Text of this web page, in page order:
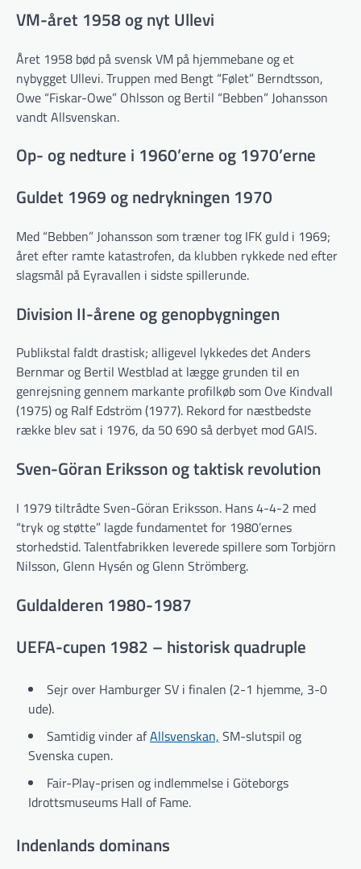
VM-året 1958 og nyt Ullevi
Året 1958 bød på svensk VM på hjemmebane og et
nybygget Ullevi. Truppen med Bengt “Følet” Berndtsson,
Owe “Fiskar-Owe” Ohlsson og Bertil “Bebben” Johansson
vandt Allsvenskan.
Op- og nedture i 1960’erne og 1970’erne
Guldet 1969 og nedrykningen 1970
Med “Bebben” Johansson som træner tog IFK guld i 1969;
året efter ramte katastrofen, da klubben rykkede ned efter
slagsmål på Eyravallen i sidste spillerunde.
Division II-årene og genopbygningen
Publikstal faldt drastisk; alligevel lykkedes det Anders
Bernmar og Bertil Westblad at lægge grunden til en
genrejsning gennem markante profilkøb som Ove Kindvall
(1975) og Ralf Edström (1977). Rekord for næstbedste
række blev sat i 1976, da 50 690 så derbyet mod GAIS.
Sven-Göran Eriksson og taktisk revolution
I 1979 tiltrådte Sven-Göran Eriksson. Hans 4-4-2 med
“tryk og støtte” lagde fundamentet for 1980’ernes
storhedstid. Talentfabrikken leverede spillere som Torbjörn
Nilsson, Glenn Hysén og Glenn Strömberg.
Guldalderen 1980-1987
UEFA-cupen 1982 – historisk quadruple
Sejr over Hamburger SV i finalen (2-1 hjemme, 3-0
ude).
Samtidig vinder afAllsvenskan, SM-slutspil og
Svenska cupen.
Fair-Play-prisen og indlemmelse i Göteborgs
Idrottsmuseums Hall of Fame.
Indenlands dominans